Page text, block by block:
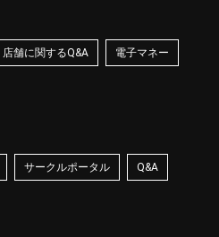
店舗に関するQ&A 電子マネー
サークルポータル Q&A